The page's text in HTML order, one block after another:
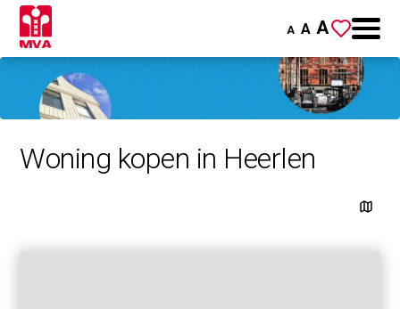
A A A
Woning kopen in Heerlen